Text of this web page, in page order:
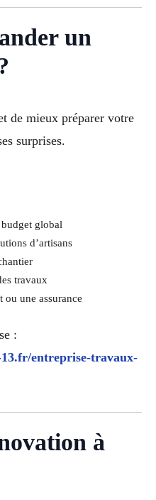
un
de mieux préparer votre
surprises.
global
d’artisans
travaux
une assurance
:
entreprise-travaux-
à